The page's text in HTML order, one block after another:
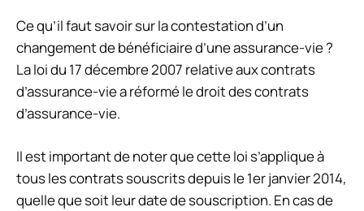
Ce qu’il faut savoir sur la contestation d’un
changement de bénéficiaire d’une assurance-vie ?
La loi du 17 décembre 2007 relative aux contrats
d’assurance-vie a réformé le droit des contrats
d’assurance-vie.
Il est important de noter que cette loi s’applique à
tous les contrats souscrits depuis le 1er janvier 2014,
quelle que soit leur date de souscription. En cas de